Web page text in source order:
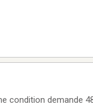
condition demande